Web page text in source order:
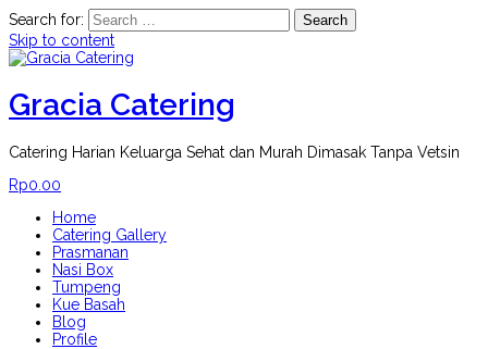
Search for:
Skip to content
Gracia Catering
Catering Harian Keluarga Sehat dan Murah Dimasak Tanpa Vetsin
Rp0.00
Home
Catering Gallery
Prasmanan
Nasi Box
Tumpeng
Kue Basah
Blog
Profile